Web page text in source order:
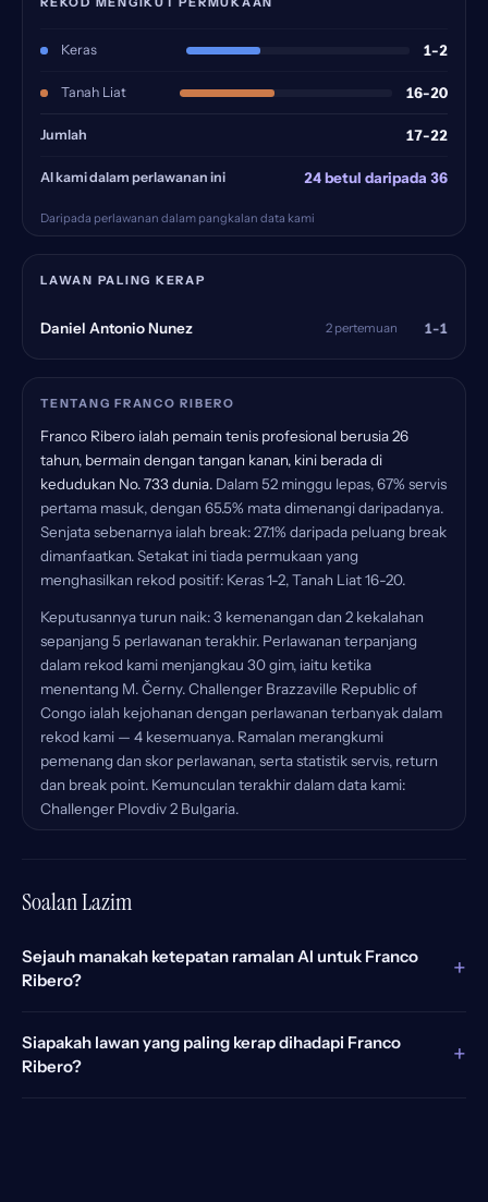
Keras 1-2
Tanah Liat 16-20
Jumlah 17-22
AI kami dalam perlawanan ini 24 betul daripada 36
Daripada perlawanan dalam pangkalan data kami
LAWAN PALING KERAP
Daniel Antonio Nunez 2 pertemuan 1-1
TENTANG FRANCO RIBERO
Franco Ribero ialah pemain tenis profesional berusia 26
tahun, bermain dengan tangan kanan, kini berada di
kedudukan No. 733 dunia. Dalam 52 minggu lepas, 67% servis
pertama masuk, dengan 65.5% mata dimenangi daripadanya.
Senjata sebenarnya ialah break: 27.1% daripada peluang break
dimanfaatkan. Setakat ini tiada permukaan yang
menghasilkan rekod positif: Keras 1-2, Tanah Liat 16-20.
Keputusannya turun naik: 3 kemenangan dan 2 kekalahan
sepanjang 5 perlawanan terakhir. Perlawanan terpanjang
dalam rekod kami menjangkau 30 gim, iaitu ketika
menentang M. Černy. Challenger Brazzaville Republic of
Congo ialah kejohanan dengan perlawanan terbanyak dalam
rekod kami — 4 kesemuanya. Ramalan merangkumi
pemenang dan skor perlawanan, serta statistik servis, return
dan break point. Kemunculan terakhir dalam data kami:
Challenger Plovdiv 2 Bulgaria.
Soalan Lazim
Sejauh manakah ketepatan ramalan AI untuk Franco
Ribero?
+
Siapakah lawan yang paling kerap dihadapi Franco
Ribero?
+